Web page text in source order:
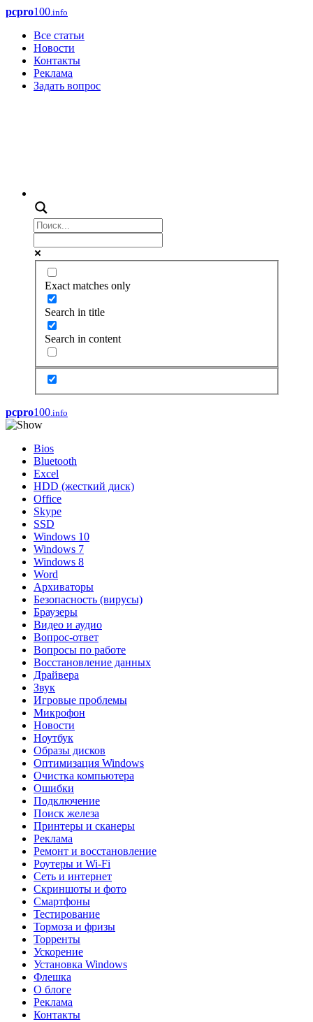
pcpro100.info
Все статьи
Новости
Контакты
Реклама
Задать вопрос
Exact matches only
Search in title
Search in content
pcpro100.info
Bios
Bluetooth
Excel
HDD (жесткий диск)
Office
Skype
SSD
Windows 10
Windows 7
Windows 8
Word
Архиваторы
Безопасность (вирусы)
Браузеры
Видео и аудио
Вопрос-ответ
Вопросы по работе
Восстановление данных
Драйвера
Звук
Игровые проблемы
Микрофон
Новости
Ноутбук
Образы дисков
Оптимизация Windows
Очистка компьютера
Ошибки
Подключение
Поиск железа
Принтеры и сканеры
Реклама
Ремонт и восстановление
Роутеры и Wi-Fi
Сеть и интернет
Скриншоты и фото
Смартфоны
Тестирование
Тормоза и фризы
Торренты
Ускорение
Установка Windows
Флешка
О блоге
Реклама
Контакты